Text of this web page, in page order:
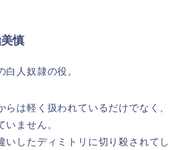
慎
白人奴隷の役。
らは軽く扱われているだけでなく、
いません。
いしたディミトリに切り殺されてし